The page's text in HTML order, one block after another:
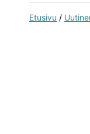
Etusivu /